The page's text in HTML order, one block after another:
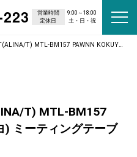
営業時間
9:00～18:00
定休日
土・日・祝
BM157 PAWNN KOKUYO(コクヨ) ミーティングテーブル ホワイト
T) MTL-BM157
) ミーティングテーブ